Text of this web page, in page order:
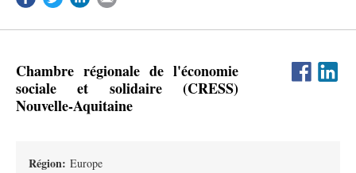
Chambre régionale de l'économie
sociale et solidaire (CRESS)
Nouvelle-Aquitaine
Région: Europe